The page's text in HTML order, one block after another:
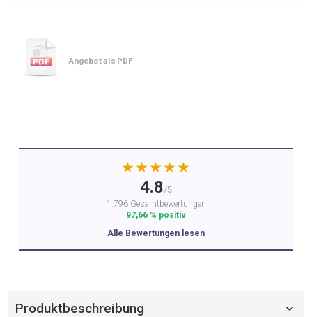
Angebot als PDF
★★★★★
4.8/5
1.796 Gesamtbewertungen
97,66 % positiv
Alle Bewertungen lesen
Produktbeschreibung